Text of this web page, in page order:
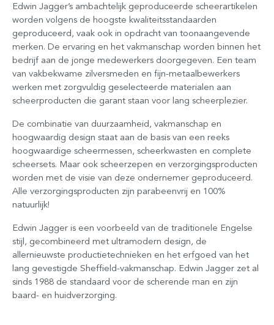
Edwin Jagger’s ambachtelijk geproduceerde scheerartikelen
worden volgens de hoogste kwaliteitsstandaarden
geproduceerd, vaak ook in opdracht van toonaangevende
merken. De ervaring en het vakmanschap worden binnen het
bedrijf aan de jonge medewerkers doorgegeven. Een team
van vakbekwame zilversmeden en fijn-metaalbewerkers
werken met zorgvuldig geselecteerde materialen aan
scheerproducten die garant staan voor lang scheerplezier.
De combinatie van duurzaamheid, vakmanschap en
hoogwaardig design staat aan de basis van een reeks
hoogwaardige scheermessen, scheerkwasten en complete
scheersets. Maar ook scheerzepen en verzorgingsproducten
worden met de visie van deze ondernemer geproduceerd.
Alle verzorgingsproducten zijn parabeenvrij en 100%
natuurlijk!
Edwin Jagger is een voorbeeld van de traditionele Engelse
stijl, gecombineerd met ultramodern design, de
allernieuwste productietechnieken en het erfgoed van het
lang gevestigde Sheffield-vakmanschap. Edwin Jagger zet al
sinds 1988 de standaard voor de scherende man en zijn
baard- en huidverzorging.